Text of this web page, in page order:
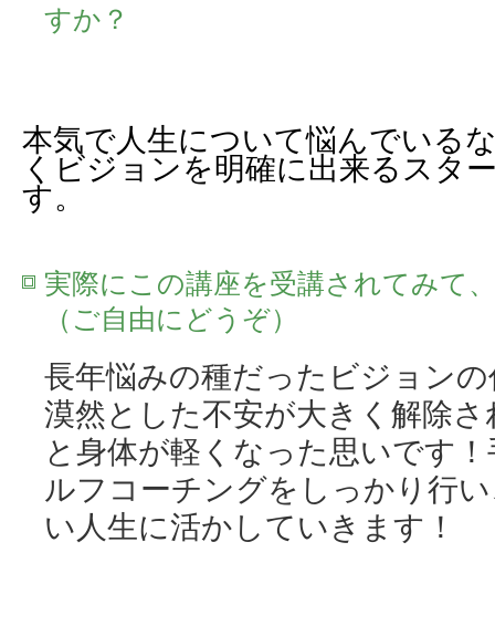
すか？
本気で人生について悩んでいる
くビジョンを明確に出来るスタ
す。
実際にこの講座を受講されてみ
（ご自由にどうぞ）
長年悩みの種だったビジョン
漠然とした不安が大きく解除
と身体が軽くなった思いです
ルフコーチングをしっかり行
い人生に活かしていきます！